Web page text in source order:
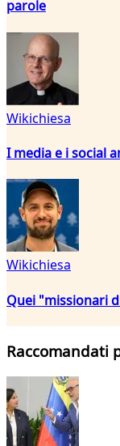
parole
Wikichiesa
I media e i social
Wikichiesa
Quei "missionari
Raccomandati